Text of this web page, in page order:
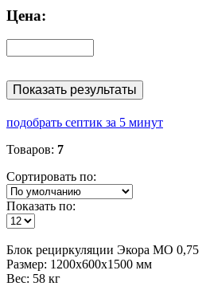
Цена:
Показать результаты
подобрать септик за 5 минут
Товаров: 7
Сортировать по:
Показать по:
Блок рециркуляции Экора МО 0,75
Размер: 1200x600x1500 мм
Вес: 58 кг